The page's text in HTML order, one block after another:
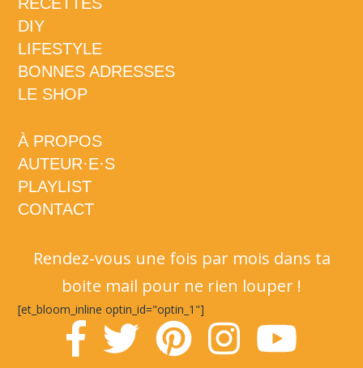
DIY
LIFESTYLE
BONNES ADRESSES
LE SHOP
À PROPOS
AUTEUR·E·S
PLAYLIST
CONTACT
Rendez-vous une fois par mois dans ta
boite mail pour ne rien louper !
[et_bloom_inline optin_id="optin_1"]